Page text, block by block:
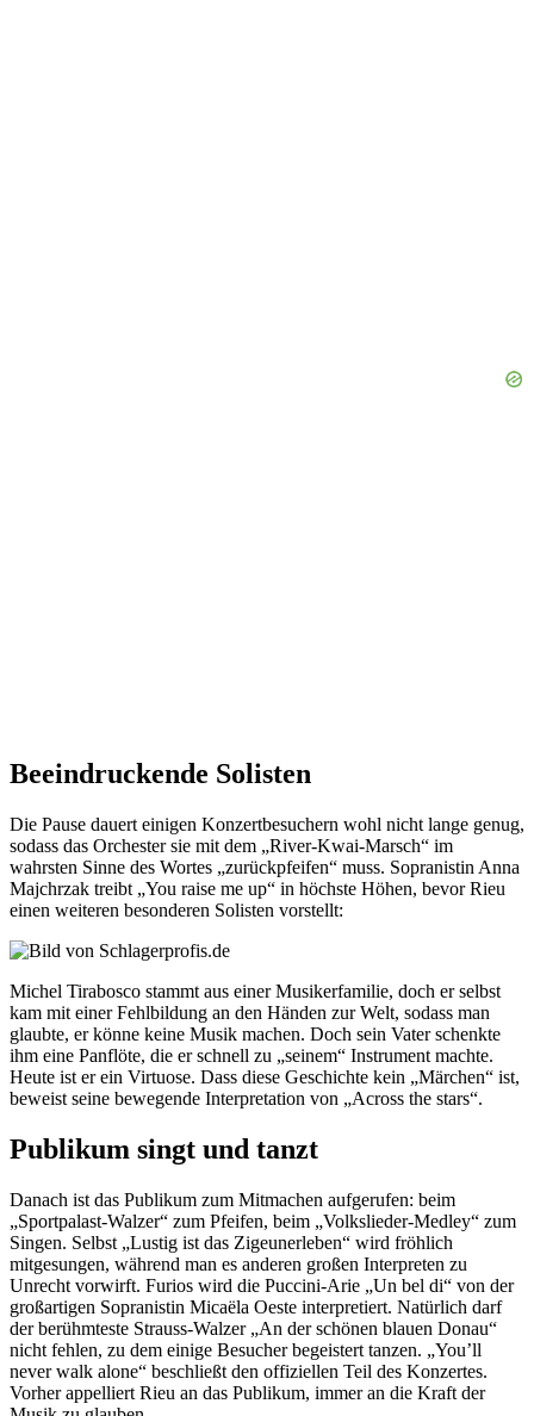
Beeindruckende Solisten
Die Pause dauert einigen Konzertbesuchern wohl nicht lange genug,
sodass das Orchester sie mit dem „River-Kwai-Marsch“ im
wahrsten Sinne des Wortes „zurückpfeifen“ muss. Sopranistin Anna
Majchrzak treibt „You raise me up“ in höchste Höhen, bevor Rieu
einen weiteren besonderen Solisten vorstellt:
Michel Tirabosco stammt aus einer Musikerfamilie, doch er selbst
kam mit einer Fehlbildung an den Händen zur Welt, sodass man
glaubte, er könne keine Musik machen. Doch sein Vater schenkte
ihm eine Panflöte, die er schnell zu „seinem“ Instrument machte.
Heute ist er ein Virtuose. Dass diese Geschichte kein „Märchen“ ist,
beweist seine bewegende Interpretation von „Across the stars“.
Publikum singt und tanzt
Danach ist das Publikum zum Mitmachen aufgerufen: beim
„Sportpalast-Walzer“ zum Pfeifen, beim „Volkslieder-Medley“ zum
Singen. Selbst „Lustig ist das Zigeunerleben“ wird fröhlich
mitgesungen, während man es anderen großen Interpreten zu
Unrecht vorwirft. Furios wird die Puccini-Arie „Un bel di“ von der
großartigen Sopranistin Micaëla Oeste interpretiert. Natürlich darf
der berühmteste Strauss-Walzer „An der schönen blauen Donau“
nicht fehlen, zu dem einige Besucher begeistert tanzen. „You’ll
never walk alone“ beschließt den offiziellen Teil des Konzertes.
Vorher appelliert Rieu an das Publikum, immer an die Kraft der